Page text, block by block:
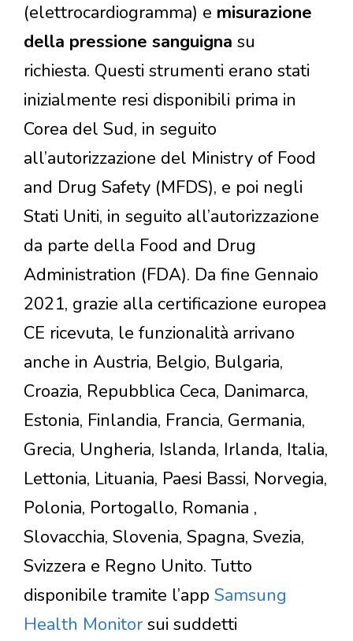
(elettrocardiogramma) e misurazione
della pressione sanguigna su
richiesta. Questi strumenti erano stati
inizialmente resi disponibili prima in
Corea del Sud, in seguito
all’autorizzazione del Ministry of Food
and Drug Safety (MFDS), e poi negli
Stati Uniti, in seguito all’autorizzazione
da parte della Food and Drug
Administration (FDA). Da fine Gennaio
2021, grazie alla certificazione europea
CE ricevuta, le funzionalità arrivano
anche in Austria, Belgio, Bulgaria,
Croazia, Repubblica Ceca, Danimarca,
Estonia, Finlandia, Francia, Germania,
Grecia, Ungheria, Islanda, Irlanda, Italia,
Lettonia, Lituania, Paesi Bassi, Norvegia,
Polonia, Portogallo, Romania ,
Slovacchia, Slovenia, Spagna, Svezia,
Svizzera e Regno Unito. Tutto
disponibile tramite l’app Samsung
Health Monitor sui suddetti